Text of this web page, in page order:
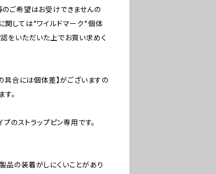
のご希望はお受けできませんの
関しては"ワイルドマーク"個体
をいただいた上でお買い求めく
具合には個体差】がございますの
。
のストラップピン専用です。
品の装着がしにくいことがあり